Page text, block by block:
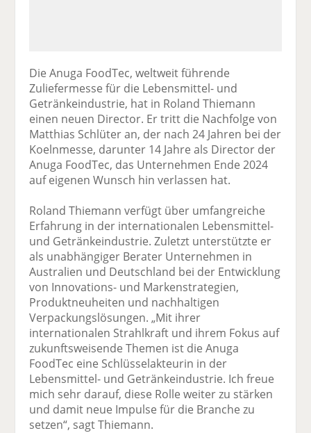
Die Anuga FoodTec, weltweit führende
Zuliefermesse für die Lebensmittel- und
Getränkeindustrie, hat in Roland Thiemann
einen neuen Director. Er tritt die Nachfolge von
Matthias Schlüter an, der nach 24 Jahren bei der
Koelnmesse, darunter 14 Jahre als Director der
Anuga FoodTec, das Unternehmen Ende 2024
auf eigenen Wunsch hin verlassen hat.
Roland Thiemann verfügt über umfangreiche
Erfahrung in der internationalen Lebensmittel-
und Getränkeindustrie. Zuletzt unterstützte er
als unabhängiger Berater Unternehmen in
Australien und Deutschland bei der Entwicklung
von Innovations- und Markenstrategien,
Produktneuheiten und nachhaltigen
Verpackungslösungen. „Mit ihrer
internationalen Strahlkraft und ihrem Fokus auf
zukunftsweisende Themen ist die Anuga
FoodTec eine Schlüsselakteurin in der
Lebensmittel- und Getränkeindustrie. Ich freue
mich sehr darauf, diese Rolle weiter zu stärken
und damit neue Impulse für die Branche zu
setzen“, sagt Thiemann.